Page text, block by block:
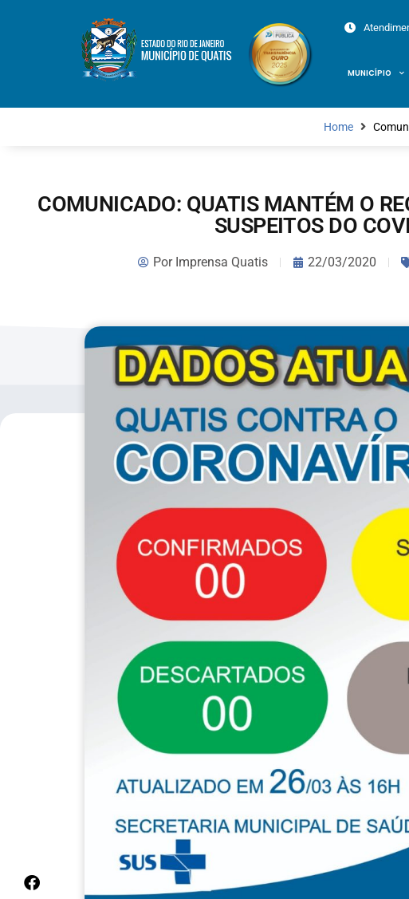
MUNICÍPIO
Home
COMUNICADO: QUATIS MANTÉM O
SUSPEITOS DO
PorImprensa Quatis 22/03/2020